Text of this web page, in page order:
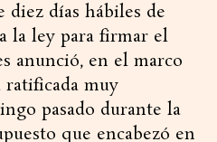
diez días hábiles de
la ley para firmar el
anunció, en el marco
ratificada muy
pasado durante la
que encabezó en